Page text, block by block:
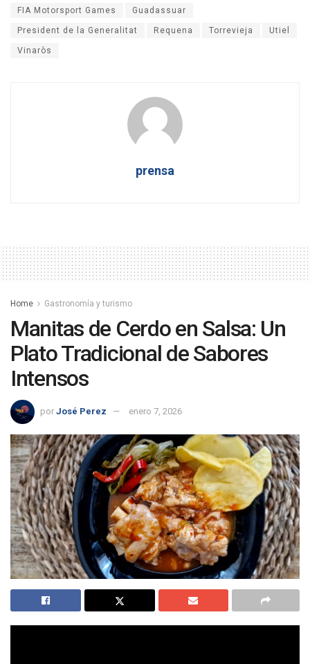
FIA Motorsport Games Guadassuar
President de la Generalitat Requena Torrevieja Utiel
Vinaròs
prensa
Home Gastronomía y turismo
Manitas de Cerdo en Salsa: Un
Plato Tradicional de Sabores
Intensos
por José Perez enero 7, 2026